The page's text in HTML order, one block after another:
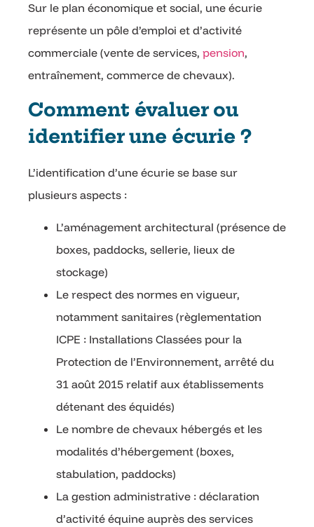
Sur le plan économique et social, une écurie
représente un pôle d’emploi et d’activité
commerciale (vente de services, pension,
entraînement, commerce de chevaux).
Comment évaluer ou
identifier une écurie ?
L’identification d’une écurie se base sur
plusieurs aspects :
L’aménagement architectural (présence de
boxes, paddocks, sellerie, lieux de
stockage)
Le respect des normes en vigueur,
notamment sanitaires (règlementation
ICPE : Installations Classées pour la
Protection de l’Environnement, arrêté du
31 août 2015 relatif aux établissements
détenant des équidés)
Le nombre de chevaux hébergés et les
modalités d’hébergement (boxes,
stabulation, paddocks)
La gestion administrative : déclaration
d’activité équine auprès des services